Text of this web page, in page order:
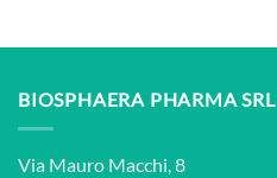
BIOSPHAERA PHARMA SRL
Via Mauro Macchi, 8